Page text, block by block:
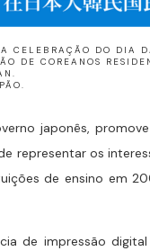
CELEBRAÇÃO DO DIA
DE COREANOS
japonês,
representar os
de ensino em
de impressão